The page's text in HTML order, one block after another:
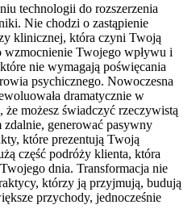
technologii do rozszerzenia
Nie chodzi o zastąpienie
klinicznej, która czyni Twoją
Twojego wpływu i
nie wymagają poświęcania
psychicznego. Nowoczesna
dramatycznie w
że możesz świadczyć rzeczywistą
generować pasywny
które prezentują Twoją
część podróży klienta, która
dnia. Transformacja nie
którzy ją przyjmują, budują
przychody, jednocześnie